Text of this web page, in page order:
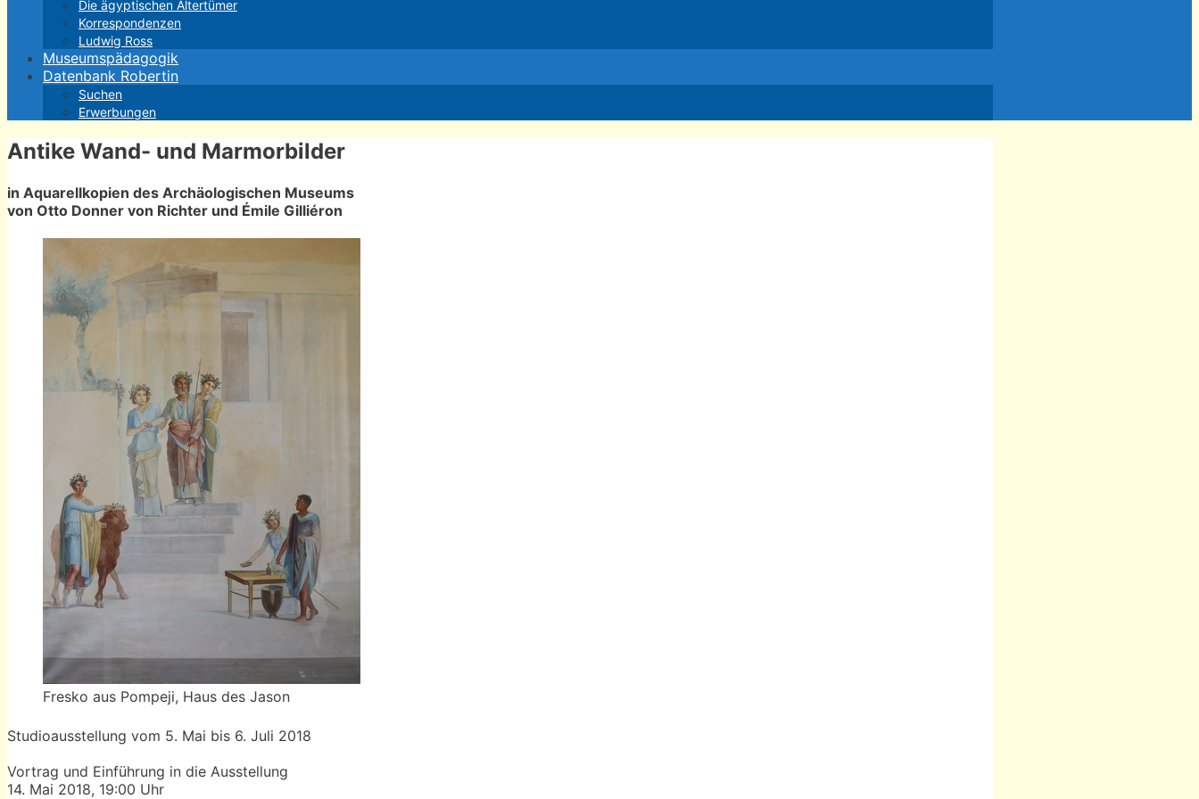
Die ägyptischen Altertümer
Korrespondenzen
Ludwig Ross
Museumspädagogik
Datenbank Robertin
Suchen
Erwerbungen
Antike Wand- und Marmorbilder
in Aquarellkopien des Archäologischen Museums
von Otto Donner von Richter und Émile Gilliéron
Fresko aus Pompeji, Haus des Jason
Studioausstellung vom 5. Mai bis 6. Juli 2018
Vortrag und Einführung in die Ausstellung
14. Mai 2018, 19:00 Uhr